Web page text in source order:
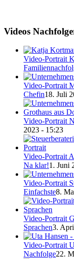
Videos
Video-Portrait
Video-Portrait
Chefin18. Juli
Video-Portrait
2023 - 15:23
Video-Portrait
Na klar!1. Juni
Video-Portrait
Einfachste8.
Video-Portrait
Sprachen3.
Video-Portrait
Nachfolge22.